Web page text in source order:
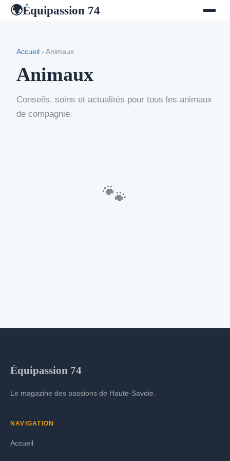
🌍Équipassion 74
Accueil › Animaux
Animaux
Conseils, soins et actualités pour tous les animaux
de compagnie.
🐾
Équipassion 74
Le magazine des passions de Haute-Savoie.
NAVIGATION
Accueil